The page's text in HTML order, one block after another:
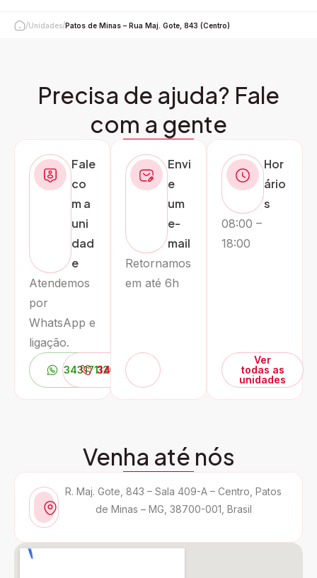
/Unidades/Patos de Minas – Rua Maj. Gote, 843 (Centro)
Precisa de ajuda? Fale
com a gente
Fale
co
m a
uni
dad
e
Atendemos
por
WhatsApp e
ligação.
34317112663431711266
Envi
e
um
e-
mail
Retornamos
em até 6h
Hor
ário
s
08:00 –
18:00
Ver
todas as
unidades
Venha até nós
R. Maj. Gote, 843 – Sala 409-A – Centro, Patos
de Minas – MG, 38700-001, Brasil